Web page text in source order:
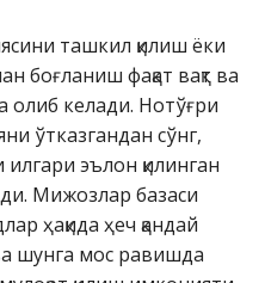
ташкил қилиш ёки
боғланиш фақат вақт ва
олиб келади. Нотўғри
ўтказгандан сўнг,
эълон қилинган
Мижозлар базаси
ҳақида ҳеч қандай
шунга мос равишда